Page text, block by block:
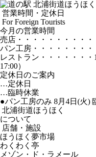
営業時間・定休日
For Foreign Tourists
今月の営業時間
売店 ・・・・・・・・・・
パン工房 ・・・・・・・・
レストラン ・・・・・・・
17:00）
定休日のご案内
…定休日
…臨時休業
●パン工房のみ 8月4日(火)
北浦街道ほうほく
について
店舗・施設
ほうほく夢市場
わくわく亭
メゾン・ド・ラメール